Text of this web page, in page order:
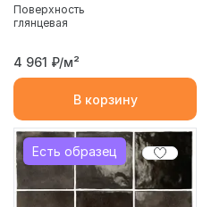
Поверхность
глянцевая
4 961 ₽/м²
В корзину
Есть образец